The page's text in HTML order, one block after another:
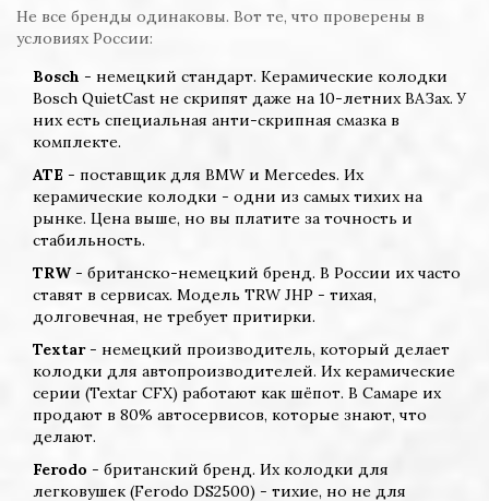
Не все бренды одинаковы. Вот те, что проверены в
условиях России:
Bosch - немецкий стандарт. Керамические колодки
Bosch QuietCast не скрипят даже на 10-летних ВАЗах. У
них есть специальная анти-скрипная смазка в
комплекте.
ATE - поставщик для BMW и Mercedes. Их
керамические колодки - одни из самых тихих на
рынке. Цена выше, но вы платите за точность и
стабильность.
TRW- британско-немецкий бренд. В России их часто
ставят в сервисах. Модель TRW JHP - тихая,
долговечная, не требует притирки.
Textar- немецкий производитель, который делает
колодки для автопроизводителей. Их керамические
серии (Textar CFX) работают как шёпот. В Самаре их
продают в 80% автосервисов, которые знают, что
делают.
Ferodo - британский бренд. Их колодки для
легковушек (Ferodo DS2500) - тихие, но не для